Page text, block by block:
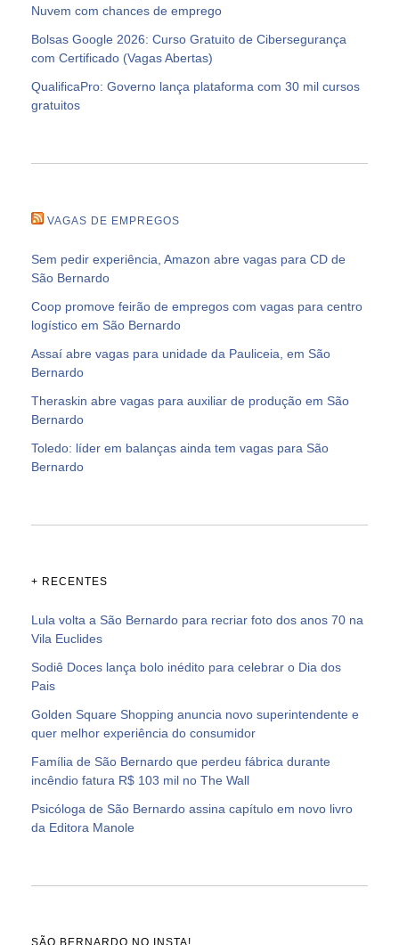
Nuvem com chances de emprego
Bolsas Google 2026: Curso Gratuito de Cibersegurança
com Certificado (Vagas Abertas)
QualificaPro: Governo lança plataforma com 30 mil cursos
gratuitos
VAGAS DE EMPREGOS
Sem pedir experiência, Amazon abre vagas para CD de
São Bernardo
Coop promove feirão de empregos com vagas para centro
logístico em São Bernardo
Assaí abre vagas para unidade da Pauliceia, em São
Bernardo
Theraskin abre vagas para auxiliar de produção em São
Bernardo
Toledo: líder em balanças ainda tem vagas para São
Bernardo
+ RECENTES
Lula volta a São Bernardo para recriar foto dos anos 70 na
Vila Euclides
Sodiê Doces lança bolo inédito para celebrar o Dia dos
Pais
Golden Square Shopping anuncia novo superintendente e
quer melhor experiência do consumidor
Família de São Bernardo que perdeu fábrica durante
incêndio fatura R$ 103 mil no The Wall
Psicóloga de São Bernardo assina capítulo em novo livro
da Editora Manole
SÃO BERNARDO NO INSTA!